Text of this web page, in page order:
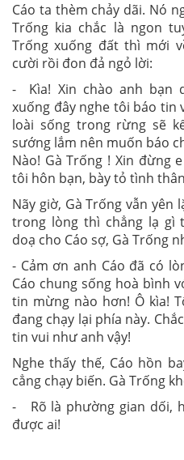
Cáo ta thèm chảy dãi. Nó
Trống kia chắc là ngon
Trống xuống đất thì mới
cười rồi đon đả ngỏ lời:
- Kìa! Xin chào anh bạn
xuống đây nghe tôi báo tin
loài sống trong rừng sẽ
sướng lắm nên muốn báo
Nào! Gà Trống ! Xin đừng
tôi hôn bạn, bày tỏ tình
Nãy giờ, Gà Trống vẫn yên
trong lòng thì chẳng lạ gì
doạ cho Cáo sợ, Gà Trống
- Cảm ơn anh Cáo đã có
Cáo chung sống hoà bình
tin mừng nào hơn! Ô kìa!
đang chạy lại phía này.
tin vui như anh vậy!
Nghe thấy thế, Cáo hồn
cẳng chạy biến. Gà Trống
- Rõ là phường gian dối,
được ai!